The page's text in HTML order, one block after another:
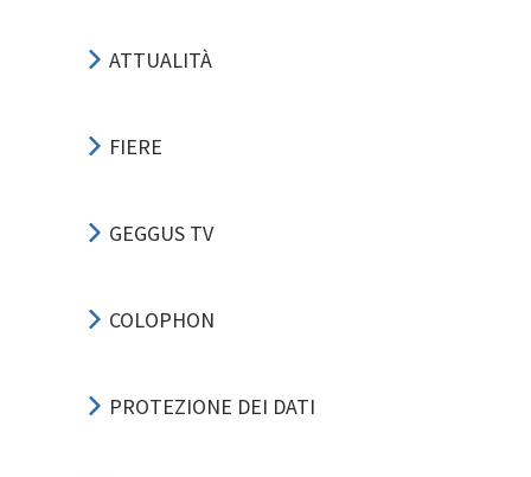
ATTUALITÀ
FIERE
GEGGUS TV
COLOPHON
PROTEZIONE DEI DATI